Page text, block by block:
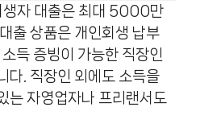
생자 대출은 최대 5000만
출 상품은 개인회생 납부
득 증빙이 가능한 직장인
다. 직장인 외에도 소득을
는 자영업자나 프리랜서도